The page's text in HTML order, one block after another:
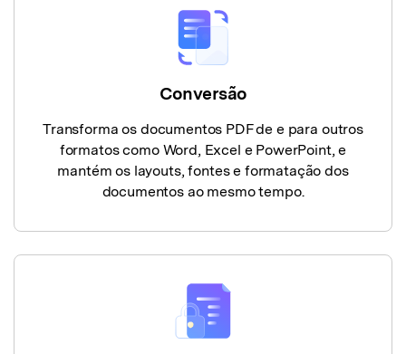
Conversão
Transforma os documentos PDF de e para outros
formatos como Word, Excel e PowerPoint, e
mantém os layouts, fontes e formatação dos
documentos ao mesmo tempo.